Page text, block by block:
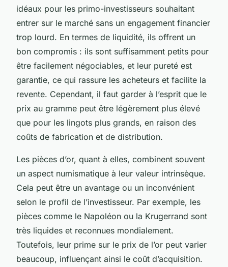
idéaux pour les primo-investisseurs souhaitant
entrer sur le marché sans un engagement financier
trop lourd. En termes de liquidité, ils offrent un
bon compromis : ils sont suffisamment petits pour
être facilement négociables, et leur pureté est
garantie, ce qui rassure les acheteurs et facilite la
revente. Cependant, il faut garder à l’esprit que le
prix au gramme peut être légèrement plus élevé
que pour les lingots plus grands, en raison des
coûts de fabrication et de distribution.
Les pièces d’or, quant à elles, combinent souvent
un aspect numismatique à leur valeur intrinsèque.
Cela peut être un avantage ou un inconvénient
selon le profil de l’investisseur. Par exemple, les
pièces comme le Napoléon ou la Krugerrand sont
très liquides et reconnues mondialement.
Toutefois, leur prime sur le prix de l’or peut varier
beaucoup, influençant ainsi le coût d’acquisition.